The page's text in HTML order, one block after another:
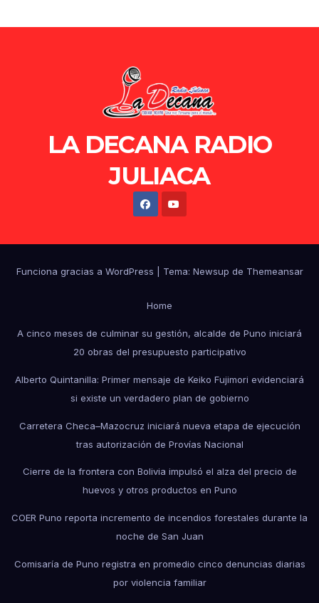
LA DECANA RADIO
JULIACA
Funciona gracias a WordPress Tema: Newsup de Themeansar
Home
A cinco meses de culminar su gestión, alcalde de Puno iniciará
20 obras del presupuesto participativo
Alberto Quintanilla: Primer mensaje de Keiko Fujimori evidenciará
si existe un verdadero plan de gobierno
Carretera Checa–Mazocruz iniciará nueva etapa de ejecución
tras autorización de Provías Nacional
Cierre de la frontera con Bolivia impulsó el alza del precio de
huevos y otros productos en Puno
COER Puno reporta incremento de incendios forestales durante la
noche de San Juan
Comisaría de Puno registra en promedio cinco denuncias diarias
por violencia familiar